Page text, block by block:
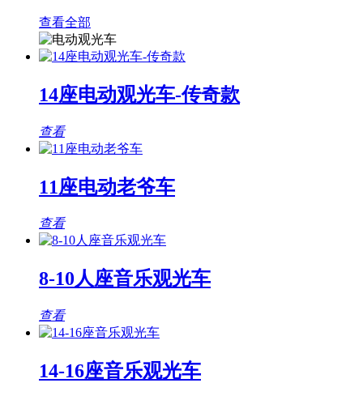
查看全部
14座电动观光车-传奇款
查看
11座电动老爷车
查看
8-10人座音乐观光车
查看
14-16座音乐观光车